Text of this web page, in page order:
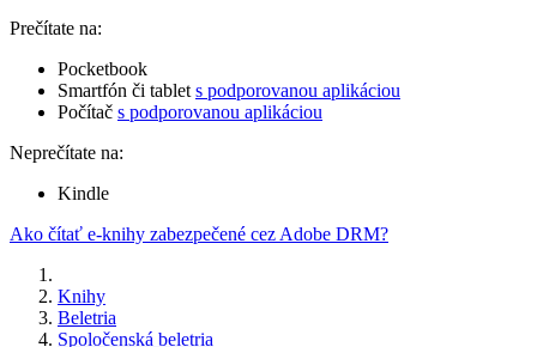
Prečítate na:
Pocketbook
Smartfón či tablet s podporovanou aplikáciou
Počítač s podporovanou aplikáciou
Neprečítate na:
Kindle
Ako čítať e-knihy zabezpečené cez Adobe DRM?
Knihy
Beletria
Spoločenská beletria